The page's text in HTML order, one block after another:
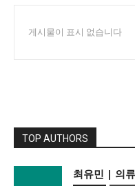
게시물이 표시 없습니다
TOP AUTHORS
최유민 | 의